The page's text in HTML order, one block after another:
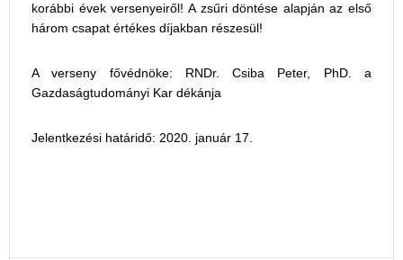
korábbi évek versenyeiről! A zsűri döntése alapján az első
három csapat értékes díjakban részesül!
A verseny fővédnöke: RNDr. Csiba Peter, PhD. a
Gazdaságtudományi Kar dékánja
Jelentkezési határidő: 2020. január 17.